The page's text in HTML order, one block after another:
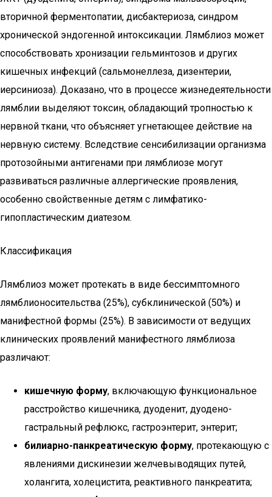
вторичной ферментопатии, дисбактериоза, синдром
хронической эндогенной интоксикации. Лямблиоз может
способствовать хронизации гельминтозов и других
кишечных инфекций (сальмонеллеза, дизентерии,
иерсиниоза). Доказано, что в процессе жизнедеятельности
лямблии выделяют токсин, обладающий тропностью к
нервной ткани, что объясняет угнетающее действие на
нервную систему. Вследствие сенсибилизации организма
протозойными антигенами при лямблиозе могут
развиваться различные аллергические проявления,
особенно свойственные детям с лимфатико-
гипопластическим диатезом.
Классификация
Лямблиоз может протекать в виде бессимптомного
лямблионосительства (25%), субклинической (50%) и
манифестной формы (25%). В зависимости от ведущих
клинических проявлений манифестного лямблиоза
различают:
кишечную форму, включающую функциональное
расстройство кишечника, дуоденит, дуодено-
гастральный рефлюкс, гастроэнтерит, энтерит;
билиарно-панкреатическую форму, протекающую с
явлениями дискинезии желчевыводящих путей,
холангита, холецистита, реактивного панкреатита;